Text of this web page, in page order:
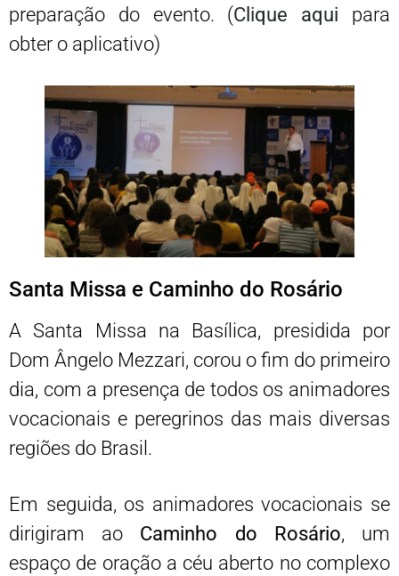
preparação do evento. (Clique aqui para
obter o aplicativo)
Santa Missa e Caminho do Rosário
A Santa Missa na Basílica, presidida por
Dom Ângelo Mezzari, corou o fim do primeiro
dia, com a presença de todos os animadores
vocacionais e peregrinos das mais diversas
regiões do Brasil.
Em seguida, os animadores vocacionais se
dirigiram ao Caminho do Rosário, um
espaço de oração a céu aberto no complexo